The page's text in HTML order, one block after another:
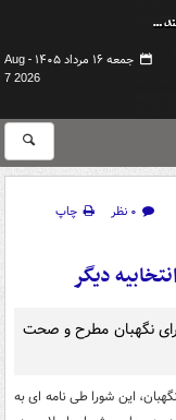
جمعه ۱۶ مرداد ۱۴۰۵ -
Aug
7 2026
۰ نظر
چاپ
شورای نگهبان مطرح و صحت
این شورا طی نامه ای به